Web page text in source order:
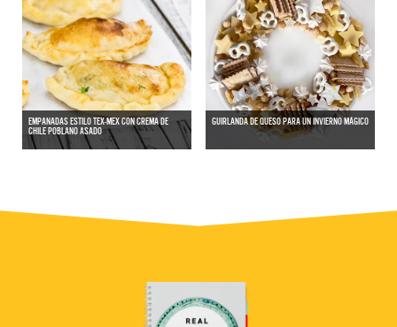
EMPANADAS ESTILO TEX-MEX CON CREMA DE
CHILE POBLANO ASADO
GUIRLANDA DE QUESO PARA UN INVIERNO MÁGICO